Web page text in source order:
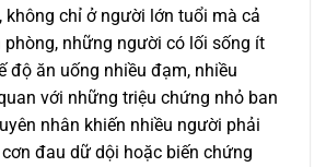
không chỉ ở người lớn tuổi mà cả
phòng, những người có lối sống ít
độ ăn uống nhiều đạm, nhiều
với những triệu chứng nhỏ ban
nhân khiến nhiều người phải
đau dữ dội hoặc biến chứng